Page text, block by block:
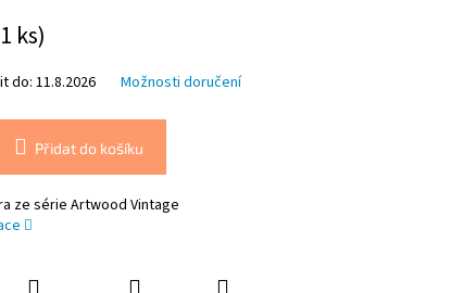
ks)
do: 11.8.2026 Možnosti doručení
Přidat do košíku
ze série Artwood Vintage